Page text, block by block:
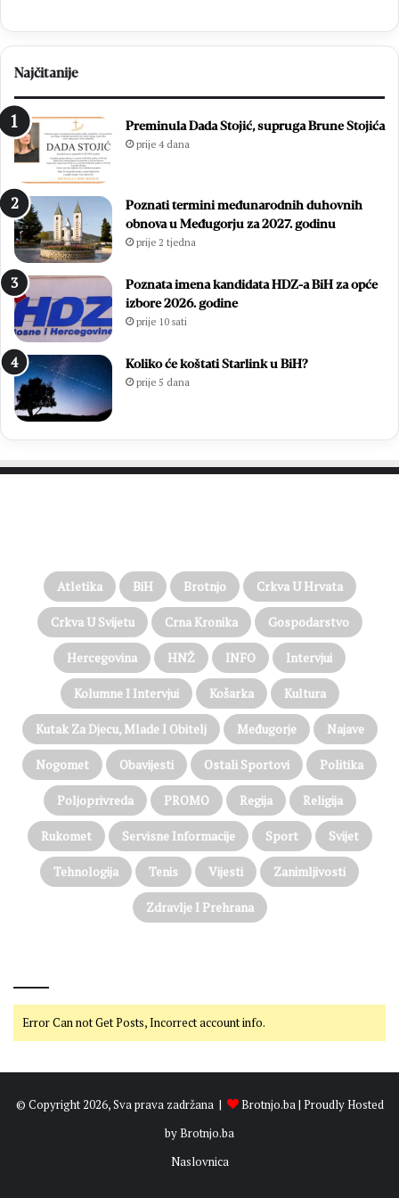
Najčitanije
Preminula Dada Stojić, supruga Brune Stojića
prije 4 dana
Poznati termini međunarodnih duhovnih
obnova u Međugorju za 2027. godinu
prije 2 tjedna
Poznata imena kandidata HDZ-a BiH za opće
izbore 2026. godine
prije 10 sati
Koliko će koštati Starlink u BiH?
prije 5 dana
Atletika BiH Brotnjo Crkva U Hrvata
Crkva U Svijetu Crna Kronika Gospodarstvo
Hercegovina HNŽ INFO Intervjui
Kolumne I Intervjui Košarka Kultura
Kutak Za Djecu, Mlade I Obitelj Međugorje Najave
Nogomet Obavijesti Ostali Sportovi Politika
Poljoprivreda PROMO Regija Religija
Rukomet Servisne Informacije Sport Svijet
Tehnologija Tenis Vijesti Zanimljivosti
Zdravlje I Prehrana
Error Can not Get Posts, Incorrect account info.
© Copyright 2026, Sva prava zadržana | Brotnjo.ba| Proudly Hosted
byBrotnjo.ba
Naslovnica